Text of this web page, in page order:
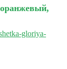
gloriya-